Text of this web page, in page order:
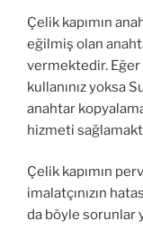
Çelik kapımın
eğilmiş olan
vermektedir. Eğer
kullanınız yoksa
anahtar
hizmeti
Çelik kapımın
imalatçınızın
da böyle sorunlar